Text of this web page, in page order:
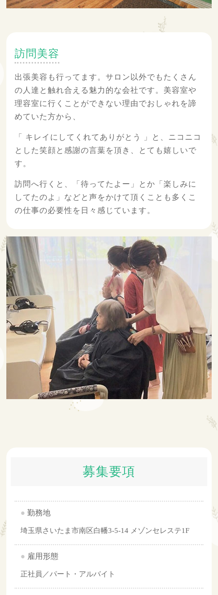
訪問美容
出張美容も行ってます。サロン以外でもたくさん
の人達と触れ合える魅力的な会社です。美容室や
理容室に行くことができない理由でおしゃれを諦
めていた方から、
「 キレイにしてくれてありがとう 」と、ニコニコ
とした笑顔と感謝の言葉を頂き、とても嬉しいで
す。
訪問へ行くと、「待ってたよー」とか「楽しみに
してたのよ」などと声をかけて頂くことも多くこ
の仕事の必要性を日々感じています。
募集要項
● 勤務地
埼玉県さいたま市南区白幡3-5-14 メゾンセレステ1F
● 雇用形態
正社員／パート・アルバイト